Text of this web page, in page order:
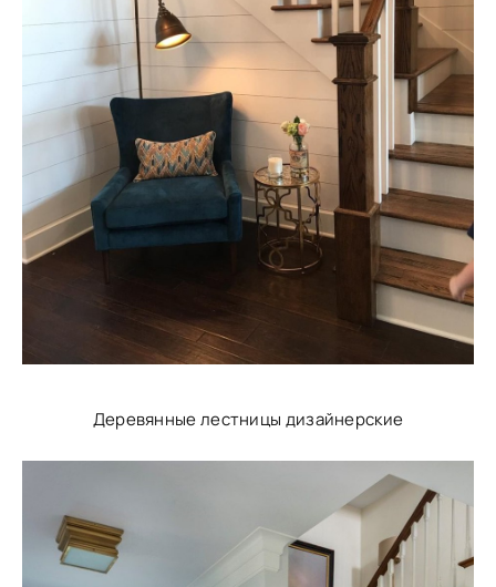
Деревянные лестницы дизайнерские